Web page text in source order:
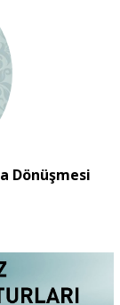
Dönüşmesi